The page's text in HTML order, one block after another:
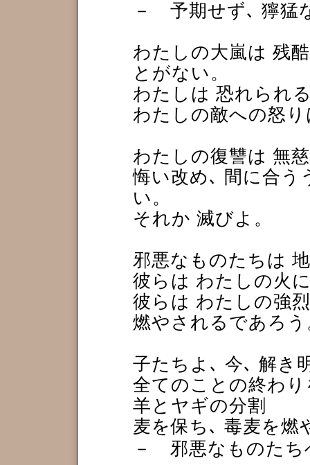
－ 予期せず､ 獰
わたしの大嵐は 残
とがない。
わたしは 恐れられ
わたしの敵への怒
わたしの復讐は 無
悔い改め､ 間に合う
い。
それか 滅びよ。
邪悪なものたちは
彼らは わたしの火
彼らは わたしの強
燃やされるであろう
子たちよ､ 今､ 解き
全てのことの終わ
羊とヤギの分割
麦を保ち､ 毒麦
－ 邪悪なものたち